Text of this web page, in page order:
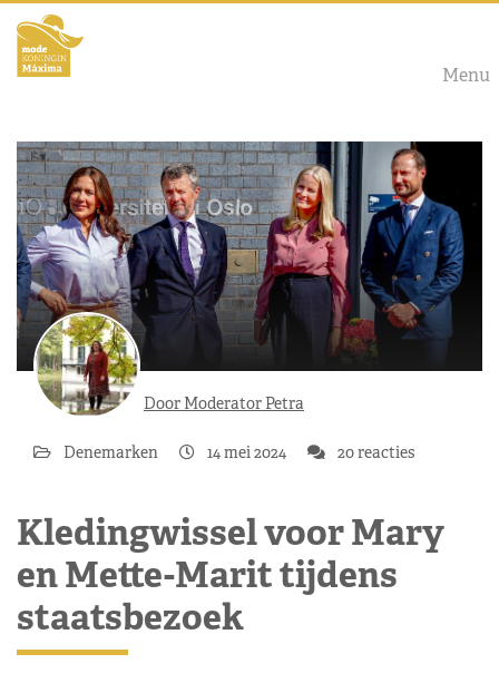
Menu
Door Moderator Petra
Denemarken 14 mei 2024 20 reacties
Kledingwissel voor Mary
en Mette-Marit tijdens
staatsbezoek